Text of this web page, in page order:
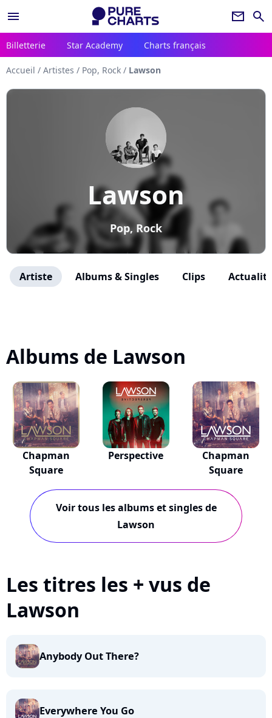
menu newsletter search
Billetterie Star Academy Charts français
Accueil / Artistes / Pop, Rock / Lawson
Lawson
Pop, Rock
Artiste Albums & Singles Clips
Albums de Lawson
Chapman
Square
Perspective
Chapman
Square
Voir tous les albums et singles de
Lawson
Les titres les + vus de
Lawson
Anybody Out There?
Everywhere You Go